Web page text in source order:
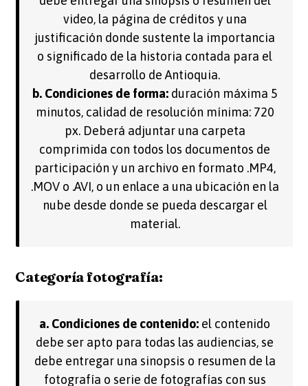
video, la página de créditos y una
justificación donde sustente la importancia
o significado de la historia contada para el
desarrollo de Antioquia.
b. Condiciones de forma:duración máxima 5
minutos, calidad de resolución mínima: 720
px. Deberá adjuntar una carpeta
comprimida con todos los documentos de
participación y un archivo en formato .MP4,
.MOV o .AVI, o un enlace a una ubicación en la
nube desde donde se pueda descargar el
material.
Categoría fotografía:
a. Condiciones de contenido: el contenido
debe ser apto para todas las audiencias, se
debe entregar una sinopsis o resumen de la
fotografía o serie de fotografías con sus